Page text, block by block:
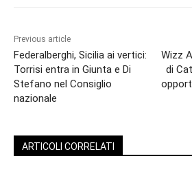
Previous article
Federalberghi, Sicilia ai vertici:
Torrisi entra in Giunta e Di
Stefano nel Consiglio
nazionale
Wizz
di
ARTICOLI CORRELATI